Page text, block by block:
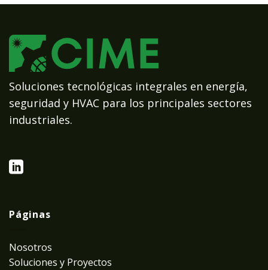
Soluciones tecnológicas integrales en energía,
seguridad y HVAC para los principales sectores
industriales.
Páginas
Nosotros
Soluciones y Proyectos